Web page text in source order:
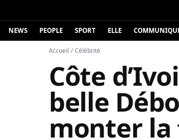
NEWS PEOPLE SPORT ELLE
Accueil / Célébrité
Côte
belle
monter